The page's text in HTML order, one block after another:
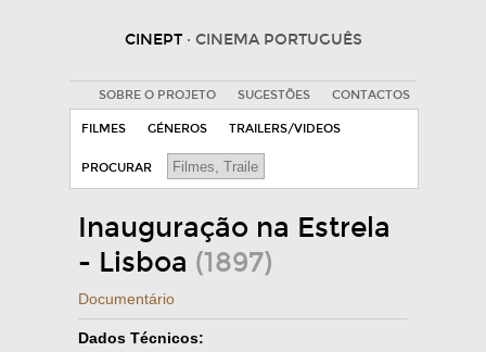
CINEPT · CINEMA PORTUGUÊS
SOBRE O PROJETO SUGESTÕES CONTACTOS
FILMES GÉNEROS TRAILERS/VIDEOS
PROCURAR
Inauguração na Estrela
- Lisboa (1897)
Documentário
Dados Técnicos: